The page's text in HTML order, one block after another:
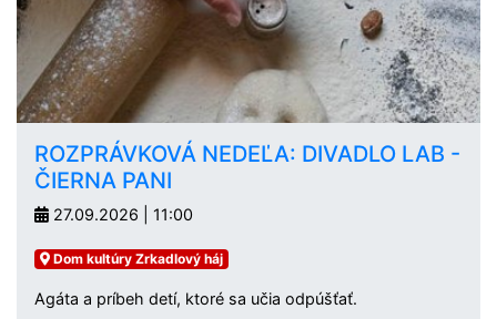
ROZPRÁVKOVÁ NEDEĽA: DIVADLO LAB -
ČIERNA PANI
27.09.2026 | 11:00
Dom kultúry Zrkadlový háj
Agáta a príbeh detí, ktoré sa učia odpúšťať.